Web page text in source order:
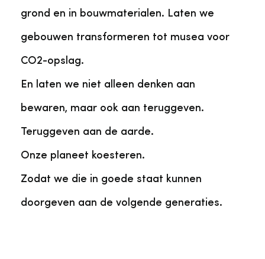
grond en in bouwmaterialen. Laten we
gebouwen transformeren tot musea voor
CO2-opslag.
En laten we niet alleen denken aan
bewaren, maar ook aan teruggeven.
Teruggeven aan de aarde.
Onze planeet koesteren.
Zodat we die in goede staat kunnen
doorgeven aan de volgende generaties.